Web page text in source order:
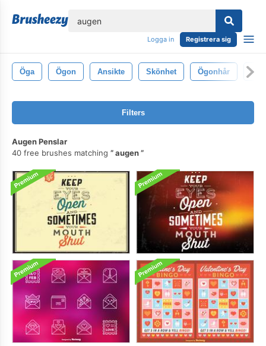
Logga in Registrera sig
Öga Ögon Ansikte Skönhet Ögonhår Blå
Filters
Augen Penslar
40 free brushes matching
augen